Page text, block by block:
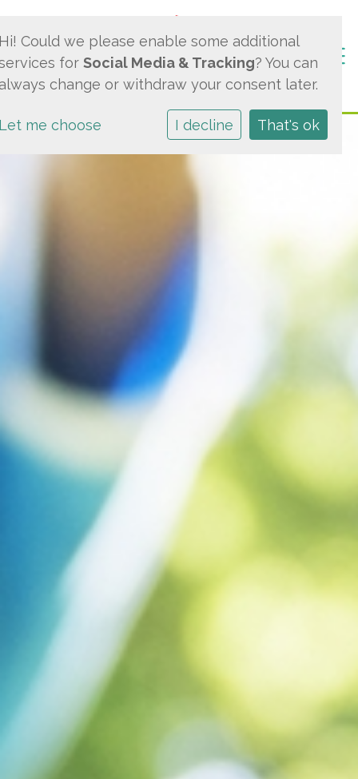
Could we please enable some additional
for Social Media & Tracking? You can
change or withdraw your consent later.
me choose I decline That's ok